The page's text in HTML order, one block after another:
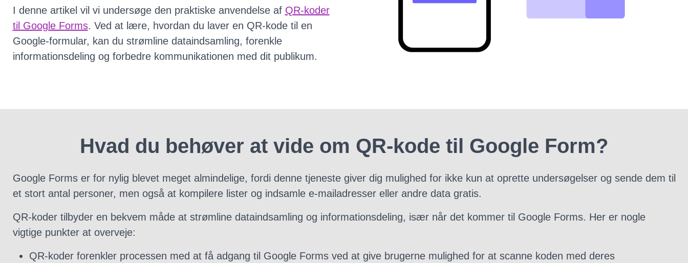
I denne artikel vil vi undersøge den praktiske anvendelse af QR-koder
til Google Forms. Ved at lære, hvordan du laver en QR-kode til en
Google-formular, kan du strømline dataindsamling, forenkle
informationsdeling og forbedre kommunikationen med dit publikum.
Hvad du behøver at vide om QR-kode til Google Form?
Google Forms er for nylig blevet meget almindelige, fordi denne tjeneste giver dig mulighed for ikke kun at oprette undersøgelser og sende dem til
et stort antal personer, men også at kompilere lister og indsamle e-mailadresser eller andre data gratis.
QR-koder tilbyder en bekvem måde at strømline dataindsamling og informationsdeling, især når det kommer til Google Forms. Her er nogle
vigtige punkter at overveje:
QR-koder forenkler processen med at få adgang til Google Forms ved at give brugerne mulighed for at scanne koden med deres